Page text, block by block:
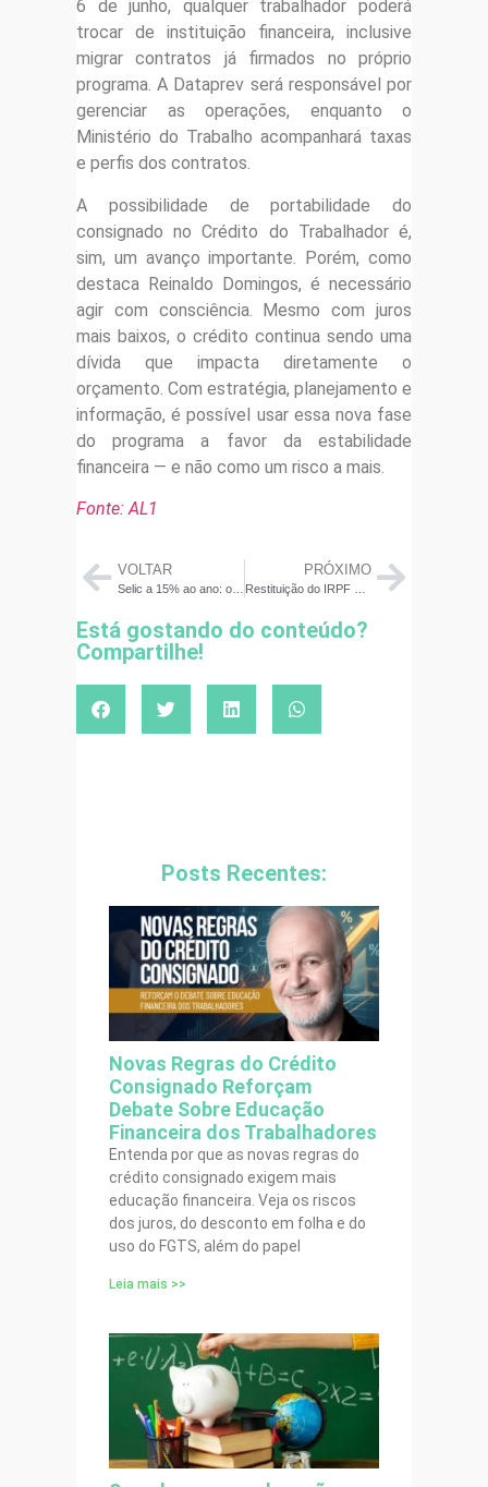
6 de junho, qualquer trabalhador poderá
trocar de instituição financeira, inclusive
migrar contratos já firmados no próprio
programa. A Dataprev será responsável por
gerenciar as operações, enquanto o
Ministério do Trabalho acompanhará taxas
e perfis dos contratos.
A possibilidade de portabilidade do
consignado no Crédito do Trabalhador é,
sim, um avanço importante. Porém, como
destaca Reinaldo Domingos, é necessário
agir com consciência. Mesmo com juros
mais baixos, o crédito continua sendo uma
dívida que impacta diretamente o
orçamento. Com estratégia, planejamento e
informação, é possível usar essa nova fase
do programa a favor da estabilidade
financeira — e não como um risco a mais.
Fonte: AL1
VOLTAR
Selic a 15% ao ano: onde investir com segurança em 2025
PRÓXIMO
Restituição do IRPF 2025: Receita Libera Consulta, Veja se Você Recebe, Caiu na Malha Fina e Como Usar Bem o Dinheiro
Está gostando do conteúdo?
Compartilhe!
Posts Recentes:
Novas Regras do Crédito
Consignado Reforçam
Debate Sobre Educação
Financeira dos Trabalhadores
Entenda por que as novas regras do
crédito consignado exigem mais
educação financeira. Veja os riscos
dos juros, do desconto em folha e do
uso do FGTS, além do papel
Leia mais >>